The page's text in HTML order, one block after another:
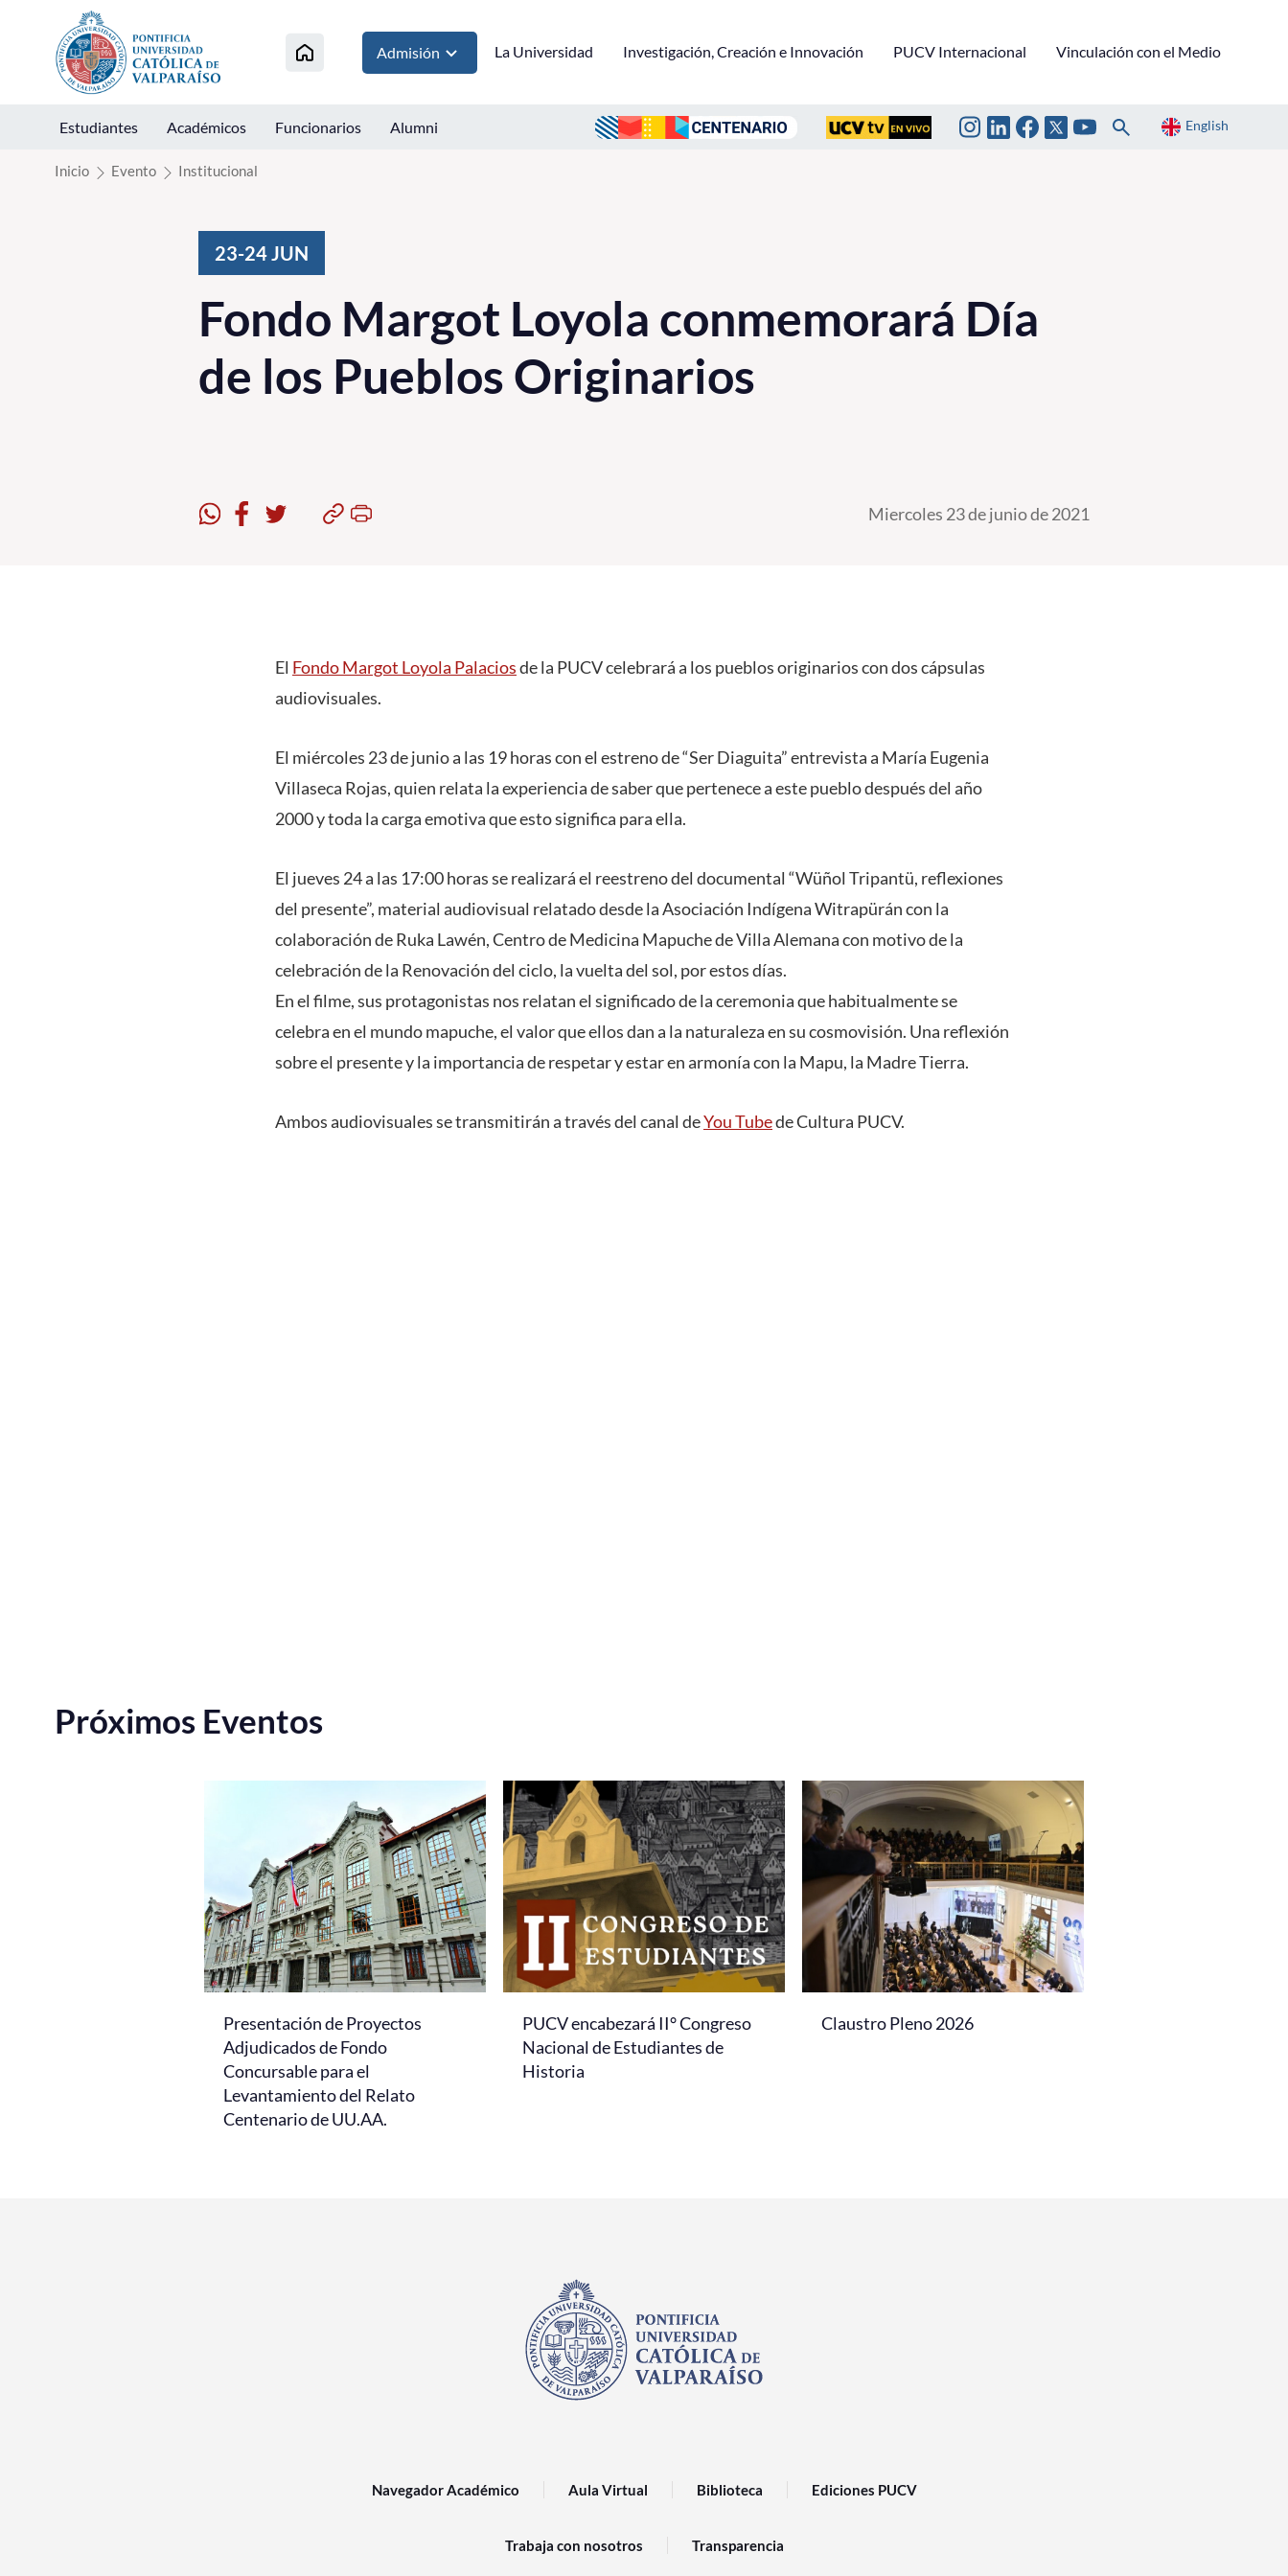
Click acá para ir directamente al contenido
Admisión La Universidad Investigación, Creación e Innovación PUCV Internacional Vinculación con el Medio
Estudiantes Académicos Funcionarios Alumni English
Inicio Evento Institucional
23-24JUN
Fondo Margot Loyola conmemorará Día
de los Pueblos Originarios
Miercoles 23 de junio de 2021
El Fondo Margot Loyola Palaciosde la PUCV celebrará a los pueblos originarios con dos cápsulas
audiovisuales.
El miércoles 23 de junio a las 19 horas con el estreno de “Ser Diaguita” entrevista a María Eugenia
Villaseca Rojas, quien relata la experiencia de saber que pertenece a este pueblo después del año
2000 y toda la carga emotiva que esto significa para ella.
El jueves 24 a las 17:00 horas se realizará el reestreno del documental “Wüñol Tripantü, reflexiones
del presente”, material audiovisual relatado desde la Asociación Indígena Witrapürán con la
colaboración de Ruka Lawén, Centro de Medicina Mapuche de Villa Alemana con motivo de la
celebración de la Renovación del ciclo, la vuelta del sol, por estos días.
En el filme, sus protagonistas nos relatan el significado de la ceremonia que habitualmente se
celebra en el mundo mapuche, el valor que ellos dan a la naturaleza en su cosmovisión. Una reflexión
sobre el presente y la importancia de respetar y estar en armonía con la Mapu, la Madre Tierra.
Ambos audiovisuales se transmitirán a través del canal deYou Tubede Cultura PUCV.
Próximos Eventos
Presentación de Proyectos
Adjudicados de Fondo
Concursable para el
Levantamiento del Relato
Centenario de UU.AA.
PUCV encabezará II° Congreso
Nacional de Estudiantes de
Historia
Claustro Pleno 2026
Navegador Académico Aula Virtual Biblioteca Ediciones PUCV
Trabaja con nosotros Transparencia